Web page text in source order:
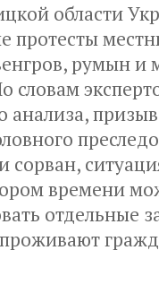
области
протесты
румын и
словам
анализа,
сорван,
времени
отдельные